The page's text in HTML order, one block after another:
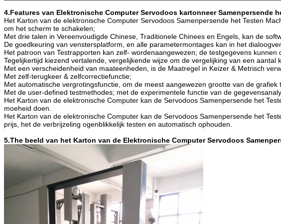
4.Features van Elektronische Computer Servodoos kartonneer Samenpersende
Het Karton van de elektronische Computer Servodoos Samenpersende het Testen
om het scherm te schakelen;
Met drie talen in Vereenvoudigde Chinese, Traditionele Chinees en Engels, kan de
De goedkeuring van venstersplatform, en alle parametermontages kan in het
Het patroon van Testrapporten kan zelf- wordenaangewezen; de testgegevens
Tegelijkertijd kiezend vertalende, vergelijkende wijze om de vergelijking van een aantal
Met een verscheidenheid van maateenheden, is de Maatregel in Keizer & Metrisch
Met zelf-terugkeer & zelfcorrectiefunctie;
Met automatische vergrotingsfunctie, om de meest aangewezen grootte van de grafiek
Met de user-defined testmethodes; met de experimentele functie van de
Het Karton van de elektronische Computer kan de Servodoos Samenpersende het
moeheid doen.
Het Karton van de elektronische Computer kan de Servodoos Samenpersende het
prijs, het de verbrijzeling ogenblikkelijk testen en automatisch ophouden.
5.The beeld van het Karton van de Elektronische Computer Servodoos